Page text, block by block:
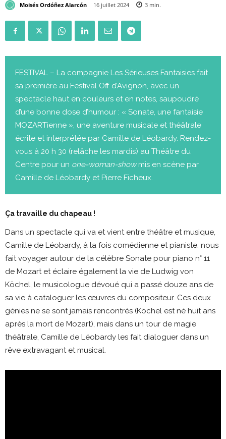
Moisés Ordóñez Alarcón 16 juillet 2024 3 min.
FESTIVAL – La compagnie Les Sérieuses Fantaisies fait
sa première au Festival Off d’Avignon, avec un
spectacle haut en couleurs et en notes, saupoudré
d’une bonne dose d’humour : « Sonate, une fantaisie
MOZARTienne », une aventure musicale et théâtrale
écrite et interprétée par Camille de Léobardy. Rendez-
vous à 20 h 30 (relâche les mardis) au Théâtre du
Centre pour un one-woman-showmis en scène par
Camille de Léobardy et Pierre Ficheux.
Ça travaille du chapeau !
Dans un spectacle qui va et vient entre théâtre et musique,
Camille de Léobardy, à la fois comédienne et pianiste, nous
fait voyager autour de la célèbre Sonate pour piano n° 11
de Mozart et éclaire également la vie de Ludwig von
Köchel, le musicologue dévoué qui a passé douze ans de
sa vie à cataloguer les œuvres du compositeur. Ces deux
génies ne se sont jamais rencontrés (Köchel est né huit ans
après la mort de Mozart), mais dans un tour de magie
théâtrale, Camille de Léobardy les fait dialoguer dans un
rêve extravagant et musical.